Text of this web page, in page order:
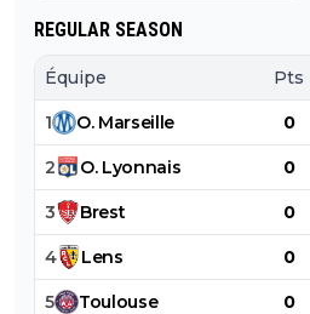
REGULAR SEASON
Équipe Pts
1 O. Marseille 0
2 O. Lyonnais 0
3 Brest 0
4 Lens 0
5 Toulouse 0